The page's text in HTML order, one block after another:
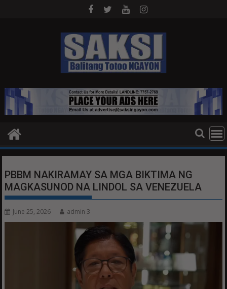
PBBM NAKIRAMAY SA MGA BIKTIMA NG
MAGKASUNOD NA LINDOL SA VENEZUELA
June 25, 2026 admin 3